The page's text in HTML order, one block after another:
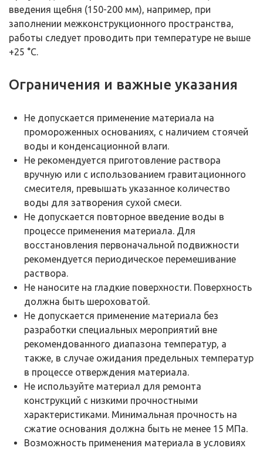
введения щебня (150-200 мм), например, при
заполнении межконструкционного пространства,
работы следует проводить при температуре не выше
+25 °С.
Ограничения и важные указания
Не допускается применение материала на
промороженных основаниях, с наличием стоячей
воды и конденсационной влаги.
Не рекомендуется приготовление раствора
вручную или с использованием гравитационного
смесителя, превышать указанное количество
воды для затворения сухой смеси.
Не допускается повторное введение воды в
процессе применения материала. Для
восстановления первоначальной подвижности
рекомендуется периодическое перемешивание
раствора.
Не наносите на гладкие поверхности. Поверхность
должна быть шероховатой.
Не допускается применение материала без
разработки специальных мероприятий вне
рекомендованного диапазона температур, а
также, в случае ожидания предельных температур
в процессе отверждения материала.
Не используйте материал для ремонта
конструкций с низкими прочностными
характеристиками. Минимальная прочность на
сжатие основания должна быть не менее 15 МПа.
Возможность применения материала в условиях